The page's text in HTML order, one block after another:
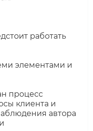
работать
элементами и
процесс
клиента и
автора